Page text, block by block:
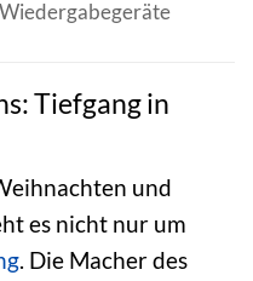
Tiefgang in
und
es nicht nur um
. Die Macher des